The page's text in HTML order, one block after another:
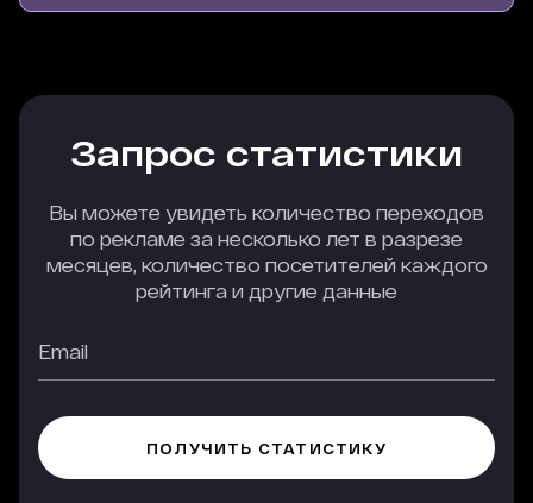
Запрос статистики
Вы можете увидеть количество переходов
по рекламе за несколько лет в разрезе
месяцев, количество посетителей каждого
рейтинга и другие данные